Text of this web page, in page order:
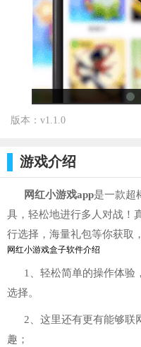
版本：v1.1.0
游戏介绍
网红小游戏app是一款超
具，轻松地进行多人对战！
行选择，海量礼包等你获取
网红小游戏盒子软件介绍
1、轻松简单的操作体验
选择。
2、这里还有更有能够联
趣；